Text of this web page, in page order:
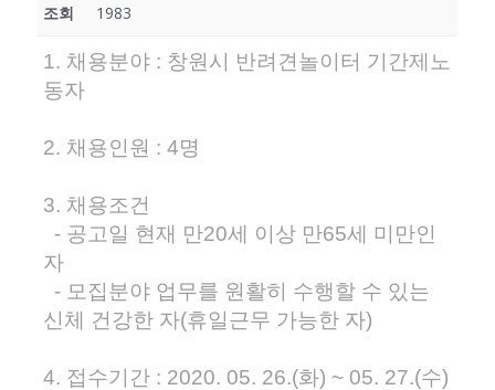
조회 1983
1. 채용분야 : 창원시 반려견놀이터 기간제노
동자
2. 채용인원 : 4명
3. 채용조건
- 공고일 현재 만20세 이상 만65세 미만인
자
- 모집분야 업무를 원활히 수행할 수 있는
신체 건강한 자(휴일근무 가능한 자)
4. 접수기간 : 2020. 05. 26.(화) ~ 05. 27.(수)